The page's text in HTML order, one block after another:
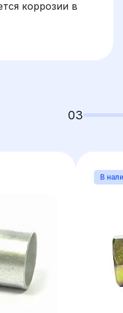
коррозии в
03
В